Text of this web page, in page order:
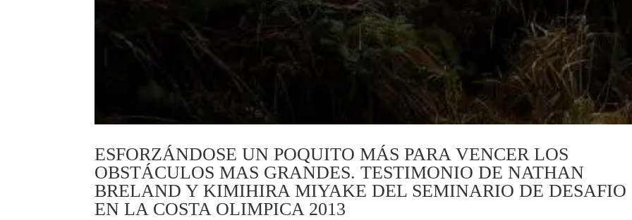
ESFORZÁNDOSE UN POQUITO MÁS PARA VENCER LOS
OBSTÁCULOS MAS GRANDES. TESTIMONIO DE NATHAN
BRELAND Y KIMIHIRA MIYAKE DEL SEMINARIO DE DESAFIO
EN LA COSTA OLIMPICA 2013